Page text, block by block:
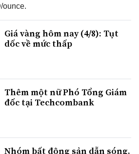
ounce.
Giá vàng hôm nay (4/8): Tụt
dốc về mức thấp
Thêm một nữ Phó Tổng Giám
đốc tại Techcombank
Nhóm bất động sản dẫn sóng,